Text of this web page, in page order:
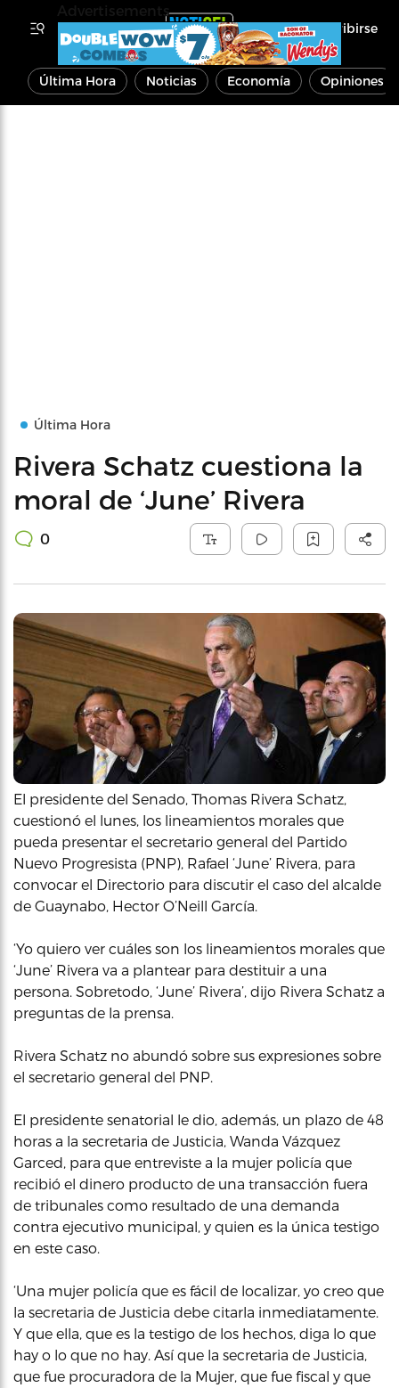
Inscribirse
Última Hora Noticias Economía Opiniones
Última Hora
Rivera Schatz cuestiona la
moral de ‘June’ Rivera
0
El presidente del Senado, Thomas Rivera Schatz,
cuestionó el lunes, los lineamientos morales que
pueda presentar el secretario general del Partido
Nuevo Progresista (PNP), Rafael ‘June’ Rivera, para
convocar el Directorio para discutir el caso del alcalde
de Guaynabo, Hector O’Neill García.
‘Yo quiero ver cuáles son los lineamientos morales que
‘June’ Rivera va a plantear para destituir a una
persona. Sobretodo, ‘June’ Rivera’, dijo Rivera Schatz a
preguntas de la prensa.
Rivera Schatz no abundó sobre sus expresiones sobre
el secretario general del PNP.
El presidente senatorial le dio, además, un plazo de 48
horas a la secretaria de Justicia, Wanda Vázquez
Garced, para que entreviste a la mujer policía que
recibió el dinero producto de una transacción fuera
de tribunales como resultado de una demanda
contra ejecutivo municipal, y quien es la única testigo
en este caso.
‘Una mujer policía que es fácil de localizar, yo creo que
la secretaria de Justicia debe citarla inmediatamente.
Y que ella, que es la testigo de los hechos, diga lo que
hay o lo que no hay. Así que la secretaria de Justicia,
que fue procuradora de la Mujer, que fue fiscal y que
Advertisements